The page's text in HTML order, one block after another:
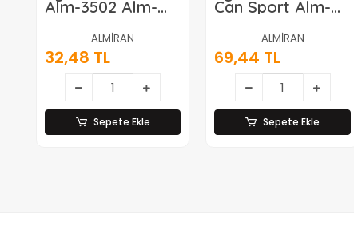
Alm-3502 Alm-
= 6.3cm ) Stres
Topu ( Sünger ) (
Dünya Haritası &
Basketbol Topu
)*12x60
ALMİRAN
32,48 TL
Sepete Ekle
Can Sport Alm-
23 ( Büyük Boy &
10 Cm ) Stres
Topu ( Sünger ) (
Taraftar )*6x48
ALMİRAN
69,44 TL
Sepete Ekle